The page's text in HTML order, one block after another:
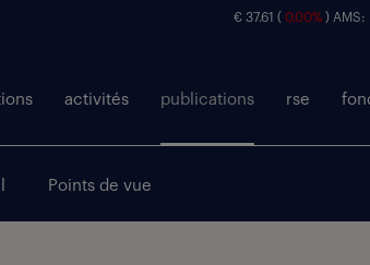
€ 37.61 (0.00% ) AMS:
activités publications rse
Points de vue